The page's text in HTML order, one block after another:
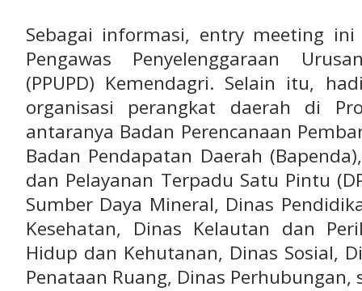
Sebagai informasi, entry meeting
Pengawas Penyelenggaraan
(PPUPD) Kemendagri. Selain itu,
organisasi perangkat daerah di
antaranya Badan Perencanaan
Badan Pendapatan Daerah
dan Pelayanan Terpadu Satu Pintu
Sumber Daya Mineral, Dinas
Kesehatan, Dinas Kelautan dan
Hidup dan Kehutanan, Dinas Sosial,
Penataan Ruang, Dinas